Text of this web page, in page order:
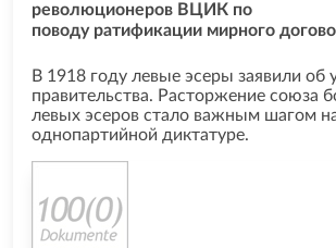
революционеров ВЦИК по
поводу ратификации мирного
В 1918 году левые эсеры заявили об
правительства. Расторжение союза
левых эсеров стало важным шагом
однопартийной диктатуре.